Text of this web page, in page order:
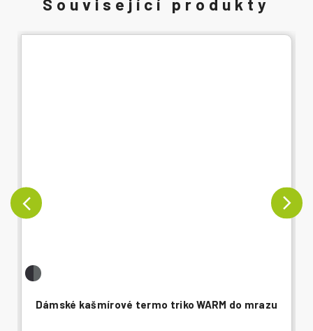
Dámské kašmírové termo triko WARM do mrazu